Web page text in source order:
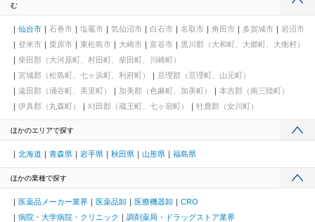
む
仙台市 石巻市 塩竈市 気仙沼市 白石市 名取市 角田市 多賀城市
岩沼市
登米市
栗原市 東松島市 大崎市 富谷市
黒川郡（大和町、大郷町、大衡村）
柴田郡（大河原町、村田町、柴田町、川崎町）
宮城郡（松島町、七ヶ浜町、利府町）
亘理郡（亘理町、山元町）
遠田郡（涌谷町、美里町）
加美郡（色麻町、加美町）
本吉郡（南三陸町）
伊具郡（丸森町）
刈田郡（蔵王町、七ヶ宿町） 牡鹿郡（女川町）
ほかのエリアで探す
北海道 青森県 岩手県 秋田県 山形県 福島県
ほかの業種で探す
医薬品メーカー業界 医薬品卸 医療機器卸
CRO
病院・大学病院・クリニック
調剤薬局・ドラッグストア業界